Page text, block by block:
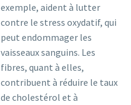
exemple, aident à lutter
contre le stress oxydatif, qui
peut endommager les
vaisseaux sanguins. Les
fibres, quant à elles,
contribuent à réduire le taux
de cholestérol et à